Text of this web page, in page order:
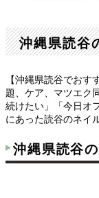
沖縄県読谷
【沖縄県読谷でお
題、ケア、マツエク
続けたい」「今日オ
にあった読谷のネイ
沖縄県読谷